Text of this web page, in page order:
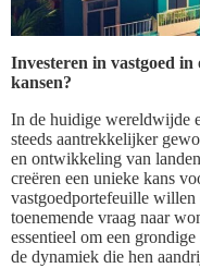
Investeren in vastgoed
kansen?
In de huidige wereldwijde
steeds aantrekkelijker
en ontwikkeling van
creëren een unieke kans
vastgoedportefeuille
toenemende vraag naar
essentieel om een
de dynamiek die hen